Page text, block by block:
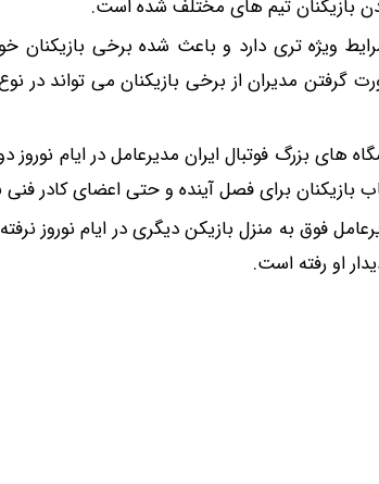
بازیکنان تیم های مختلف شده است.
ویژه تری دارد و باعث شده برخی بازیکنان
گرفتن مدیران از برخی بازیکنان می تواند در
های بزرگ فوتبال ایران مدیرعامل در ایام نوروز
بازیکنان برای فصل آینده و حتی اعضای کادر
فوق به منزل بازیکن دیگری در ایام نوروز
او رفته است.
پاش دو طبقه شارژی، برای زمان قعطی برق!!
باتخفیف بخر